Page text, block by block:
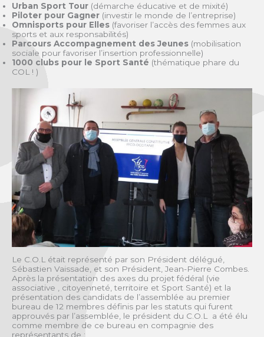
Urban Sport Tour (démarche éducative et de mixité)
Piloter pour Gagner (investir le monde de l’entreprise)
Omnisports pour Elles (favoriser l’accès des femmes aux
sports et aux responsabilités)
Parcours Accompagnement des Jeunes (mobilisation
sociale pour favoriser l’insertion professionnelle)
1000 clubs pour le Sport Santé (thématique phare du
COL ! )
Le C.O.L était représenté par son Président délégué,
Sébastien Vaissade, et son Président, Jean-Pierre Combes.
Après la présentation des axes du projet fédéral (vie
associative , citoyenneté, territoire et Sport Santé) et la
présentation des candidats de l’assemblée au premier
bureau de 12 membres définis par les statuts qui furent
approuvés par l’assemblée, le président du C.O.L a été élu
comme membre de ce bureau en compagnie des
représentants de :